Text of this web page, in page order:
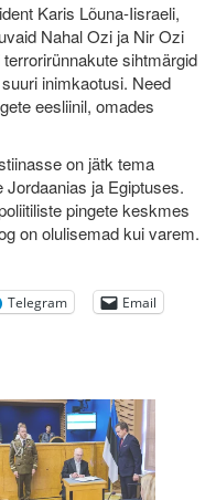
Karis Lõuna-Iisraeli,
Nahal Ozi ja Nir Ozi
sihtmärgid
inimkaotusi. Need
eesliinil, omades
on jätk tema
ja Egiptuses.
pingete keskmes
on olulisemad kui varem.
Telegram Email